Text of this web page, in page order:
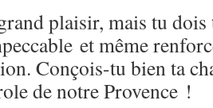
plaisir, mais tu dois
et même
Conçois-tu bien ta
de notre Provence !